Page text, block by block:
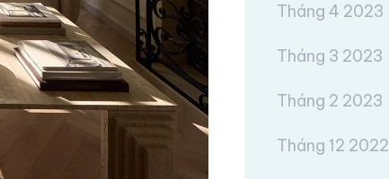
Tháng 4 2023
Tháng 3 2023
Tháng 2 2023
Tháng 12 2022